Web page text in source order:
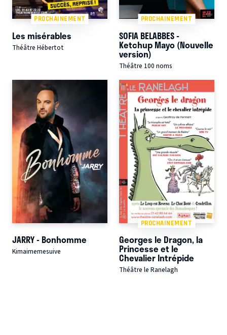
PROCHAINEMENT
Les misérables
Théâtre Hébertot
PROCHAINEMENT
SOFIA BELABBES -
Ketchup Mayo (Nouvelle
version)
Théâtre 100 noms
JARRY - Bonhomme
Kimaimemesuive
PROCHAINEMENT
Georges le Dragon, la
Princesse et le
Chevalier Intrépide
Théâtre le Ranelagh